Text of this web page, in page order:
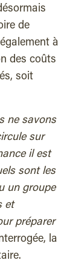
de
à
des coûts
soit
ne savons
sur
il est
sont les
un groupe
et
préparer
la